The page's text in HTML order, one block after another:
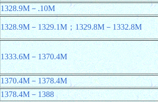
1328.9M－.10M
1328.9M－1329.1M；1329.8M－1332.8M
1333.6M－1370.4M
1370.4M－1378.4M
1378.4M－1388